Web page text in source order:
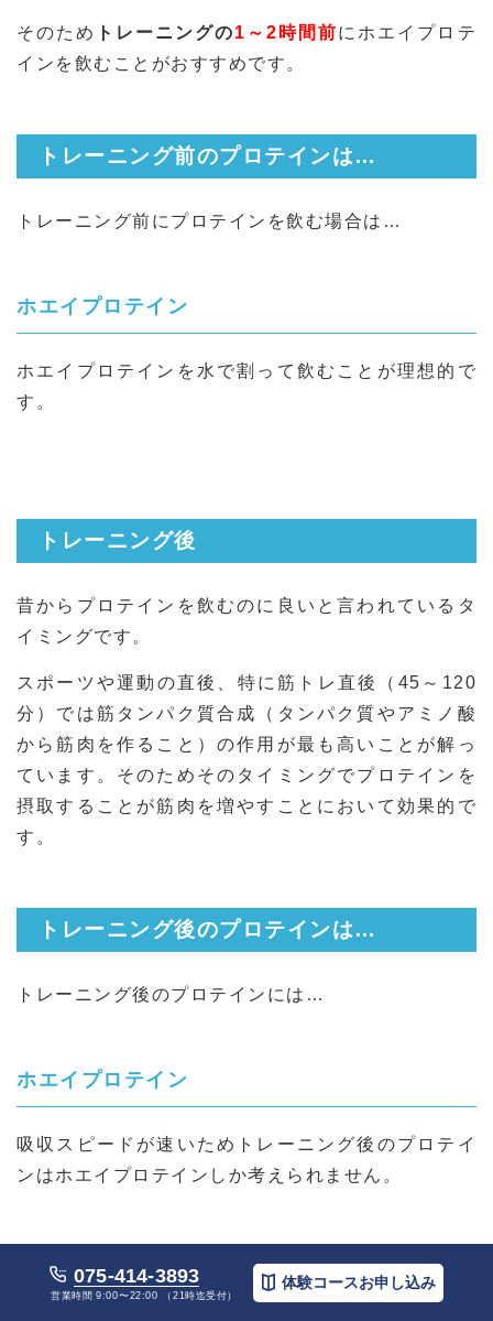
そのため トレーニングの1～2時間前にホエイプロテ
インを飲むことがおすすめです。
トレーニング前のプロテインは…
トレーニング前にプロテインを飲む場合は…
ホエイプロテイン
ホエイプロテインを水で割って飲むことが理想的で
す。
トレーニング後
昔からプロテインを飲むのに良いと言われているタ
イミングです。
スポーツや運動の直後、特に筋トレ直後（45～120
分）では筋タンパク質合成（タンパク質やアミノ酸
から筋肉を作ること）の作用が最も高いことが解っ
ています。そのためそのタイミングでプロテインを
摂取することが筋肉を増やすことにおいて効果的で
す。
トレーニング後のプロテインは…
トレーニング後のプロテインには…
ホエイプロテイン
吸収スピードが速いためトレーニング後のプロテイ
ンはホエイプロテインしか考えられません。
寝る前
075-414-3893
営業時間 9:00〜22:00 （21時迄受付）
体験コースお申し込み